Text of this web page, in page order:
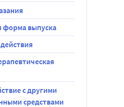
форма выпуска
с другими
средствами